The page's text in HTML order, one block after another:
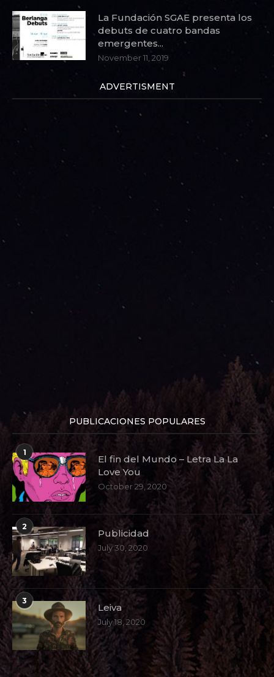
La Fundación SGAE presenta los
debuts de cuatro bandas
emergentes...
November 11, 2019
ADVERTISMENT
PUBLICACIONES POPULARES
1
El fin del Mundo – Letra La La
Love You
October 29, 2020
2
Publicidad
July 30, 2020
3
Leiva
July 18, 2020